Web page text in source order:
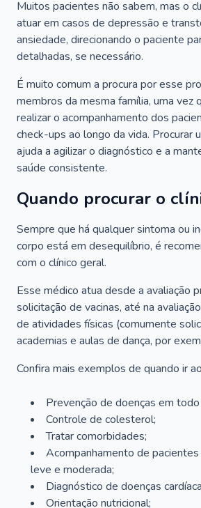
Muitos pacientes não sabem, mas o
atuar em casos de depressão e
ansiedade, direcionando o paciente
detalhadas, se necessário.
É muito comum a procura por esse
membros da mesma família, uma vez
realizar o acompanhamento dos
check-ups ao longo da vida. Procurar
ajuda a agilizar o diagnóstico e a
saúde consistente.
Quando procurar o
Sempre que há qualquer sintoma ou
corpo está em desequilíbrio, é
com o clínico geral.
Esse médico atua desde a avaliação
solicitação de vacinas, até na
de atividades físicas (comumente
academias e aulas de dança, por
Confira mais exemplos de quando ir
Prevenção de doenças em
Controle de colesterol;
Tratar comorbidades;
Acompanhamento de
leve e moderada;
Diagnóstico de doenças
Orientação nutricional;